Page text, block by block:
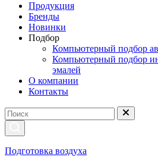
Продукция
Бренды
Новинки
Подбор
Компьютерный подбор
Компьютерный подбор
эмалей
О компании
Контакты
Подготовка воздуха